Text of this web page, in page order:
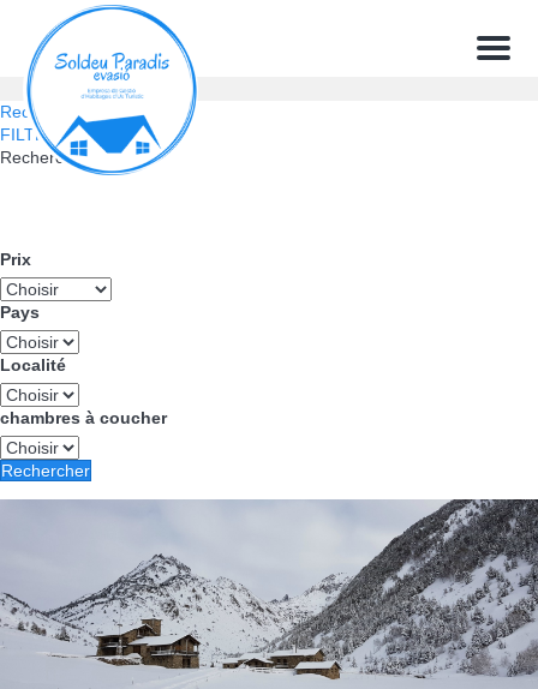
Menu
Rechercher
FILTRES
Rechercher
Prix
Pays
Localité
chambres à coucher
Rechercher